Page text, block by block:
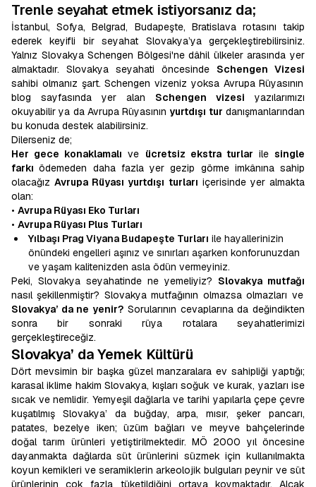
Trenle seyahat etmek istiyorsanız da;
İstanbul, Sofya, Belgrad, Budapeşte, Bratislava rotasını takip
ederek keyifli bir seyahat Slovakya’ya gerçekleştirebilirsiniz.
Yalnız Slovakya Schengen Bölgesi'ne dâhil ülkeler arasında yer
almaktadır. Slovakya seyahati öncesinde Schengen Vizesi
sahibi olmanız şart. Schengen vizeniz yoksa Avrupa Rüyasının
blog sayfasında yer alan Schengen vizesi yazılarımızı
okuyabilir ya da Avrupa Rüyasının yurtdışı tur danışmanlarından
bu konuda destek alabilirsiniz.
Dilerseniz de;
Her gece konaklamalı ve ücretsiz ekstra turlar ile single
farkıödemeden daha fazla yer gezip görme imkânına sahip
olacağızAvrupa Rüyası yurtdışı turları içerisinde yer almakta
olan:
• Avrupa Rüyası Eko Turları
• Avrupa Rüyası Plus Turları
Yılbaşı Prag Viyana Budapeşte Turları ile hayallerinizin
önündeki engelleri aşınız ve sınırları aşarken konforunuzdan
ve yaşam kalitenizden asla ödün vermeyiniz.
Peki, Slovakya seyahatinde ne yemeliyiz? Slovakya mutfağı
nasıl şekillenmiştir? Slovakya mutfağının olmazsa olmazları ve
Slovakya’ da ne yenir? Sorularının cevaplarına da değindikten
sonra bir sonraki rüya rotalara seyahatlerimizi
gerçekleştireceğiz.
Slovakya’ da Yemek Kültürü
Dört mevsimin bir başka güzel manzaralara ev sahipliği yaptığı;
karasal iklime hakim Slovakya, kışları soğuk ve kurak, yazları ise
sıcak ve nemlidir. Yemyeşil dağlarla ve tarihi yapılarla çepe çevre
kuşatılmış Slovakya’ da buğday, arpa, mısır, şeker pancarı,
patates, bezelye iken; üzüm bağları ve meyve bahçelerinde
doğal tarım ürünleri yetiştirilmektedir. MÖ 2000 yıl öncesine
dayanmakta dağlarda süt ürünlerini süzmek için kullanılmakta
koyun kemikleri ve seramiklerin arkeolojik bulguları peynir ve süt
ürünlerinin çok fazla tüketildiğini ortaya koymaktadır. Alçak